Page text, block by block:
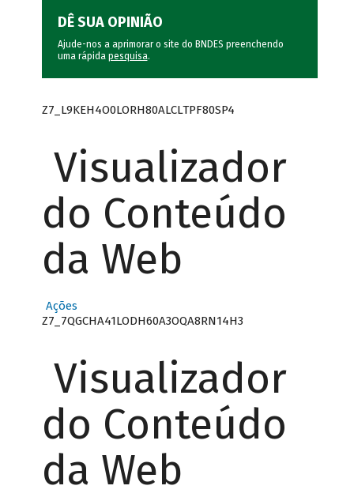
DÊ SUA OPINIÃO
Ajude-nos a aprimorar o site do BNDES preenchendo
uma rápida pesquisa.
Z7_L9KEH4O0LORH80ALCLTPF80SP4
Visualizador
do Conteúdo
da Web
Ações
Z7_7QGCHA41LODH60A3OQA8RN14H3
Visualizador
do Conteúdo
da Web